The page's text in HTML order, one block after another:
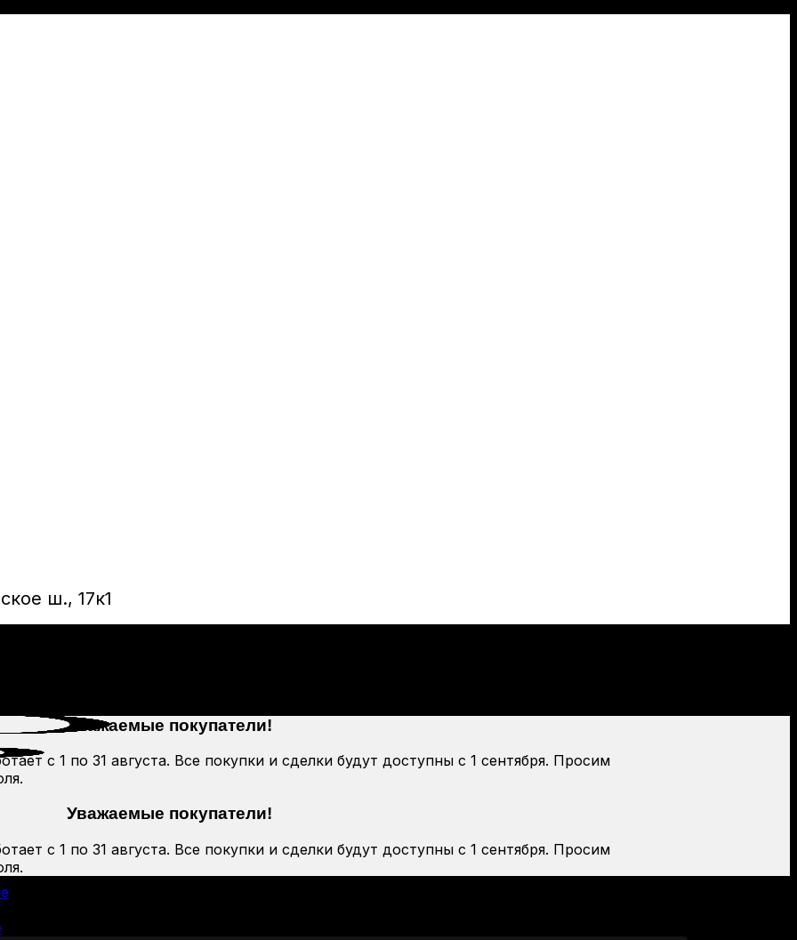
ш., 17к1
Уважаемые покупатели!
с 1 по 31 августа. Все покупки и сделки будут доступны с 1 сентября. Просим
Уважаемые покупатели!
с 1 по 31 августа. Все покупки и сделки будут доступны с 1 сентября. Просим